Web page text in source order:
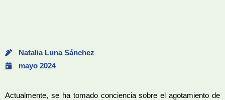
Natalia Luna Sánchez
mayo 2024
Actualmente, se ha tomado conciencia sobre el agotamiento de